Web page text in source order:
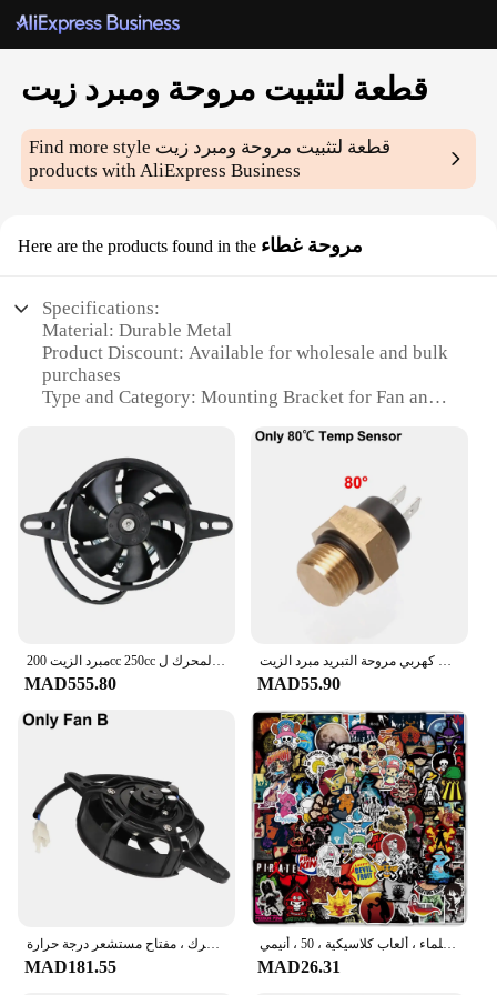
قطعة لتثبيت مروحة ومبرد زيت
Find more style قطعة لتثبيت مروحة ومبرد زيت
products with AliExpress Business
Here are the products found in the مروحة غطاء
Specifications:
Material: Durable Metal
Product Discount: Available for wholesale and bulk
purchases
Type and Category: Mounting Bracket for Fan and
Design and Style: Sleek, modern design
Usage and Purpose: Securely attaches fan and oil
cooler to your vehicle
Performance and Property: High-strength,
corrosion-resistant
Parts and Accessories: Includes all necessary
hardware for installation
**Enhanced Vehicle Performance and Durability**
The قطعة لتثبيت مروحة ومبرد زيت is a vital
component for maintaining optimal performance
and longevity of your vehicle's cooling system. This
robust mounting bracket is crafted from high-grade
metal, ensuring it can withstand the rigors of daily
use and extreme weather conditions. Its sleek,
modern design not only enhances the aesthetics of
your vehicle but also provides a secure and stable
platform for your fan and oil cooler.
**Effortless Installation and Versatility**
Designed for ease of use, this mounting bracket
comes with all the necessary hardware, making
مبرد الزيت 200cc 250cc مشعاع المحرك ل ATV رباعية الذهاب كارت عربات التي تجرها الدواب موتوكروس قطع غيار الدراجات النارية مروحة تبريد الدراجة النارية
MAD555.80
دراجة نارية مشعاع كهربي مروحة التبريد مبرد الزيت M16 درجة حرارة الماء ترموستات التبديل مستشعر الحرارة ل 125 150 200 250 300
MAD55.90
مبرد زيت مروحة تبريد دراجة نارية ، مشعاع كهربائي للمحرك ، مفتاح مستشعر درجة حرارة M16 ، دراجة رباعية موتوكروس ، 12 فولت ، 150cc-250cc
MAD181.55
ملصقات للأطفال قطعة واحدة ، شارات لطيفة ، لوح تزلج ، ثلاجة ، سيارة ، لاب توب ، هاتف ، ملصق مقاوم للماء ، ألعاب كلاسيكية ، 50 ، أنيمي
MAD26.31